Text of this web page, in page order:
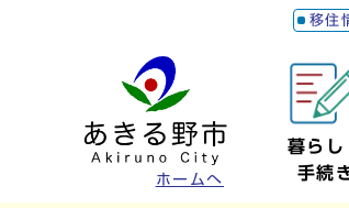
移住
ホームへ
暮らし
手続